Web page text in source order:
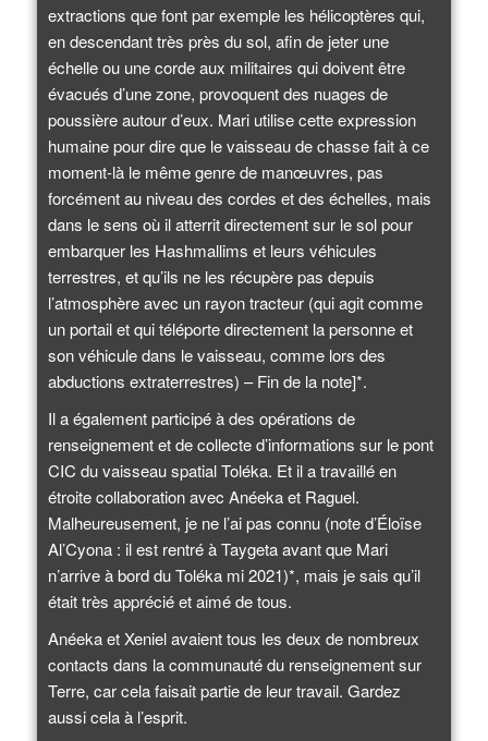
extractions que font par exemple les hélicoptères qui,
en descendant très près du sol, afin de jeter une
échelle ou une corde aux militaires qui doivent être
évacués d’une zone, provoquent des nuages de
poussière autour d’eux. Mari utilise cette expression
humaine pour dire que le vaisseau de chasse fait à ce
moment-là le même genre de manœuvres, pas
forcément au niveau des cordes et des échelles, mais
dans le sens où il atterrit directement sur le sol pour
embarquer les Hashmallims et leurs véhicules
terrestres, et qu’ils ne les récupère pas depuis
l’atmosphère avec un rayon tracteur (qui agit comme
un portail et qui téléporte directement la personne et
son véhicule dans le vaisseau, comme lors des
abductions extraterrestres) – Fin de la note]*.
Il a également participé à des opérations de
renseignement et de collecte d’informations sur le pont
CIC du vaisseau spatial Toléka. Et il a travaillé en
étroite collaboration avec Anéeka et Raguel.
Malheureusement, je ne l’ai pas connu (note d’Éloïse
Al’Cyona : il est rentré à Taygeta avant que Mari
n’arrive à bord du Toléka mi 2021)*, mais je sais qu’il
était très apprécié et aimé de tous.
Anéeka et Xeniel avaient tous les deux de nombreux
contacts dans la communauté du renseignement sur
Terre, car cela faisait partie de leur travail. Gardez
aussi cela à l’esprit.